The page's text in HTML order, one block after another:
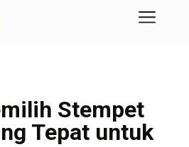
Stempet
Tepat untuk